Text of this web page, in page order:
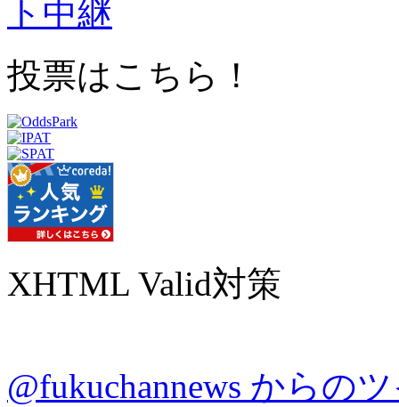
投票はこちら！
XHTML Valid対策
@fukuchannews からの